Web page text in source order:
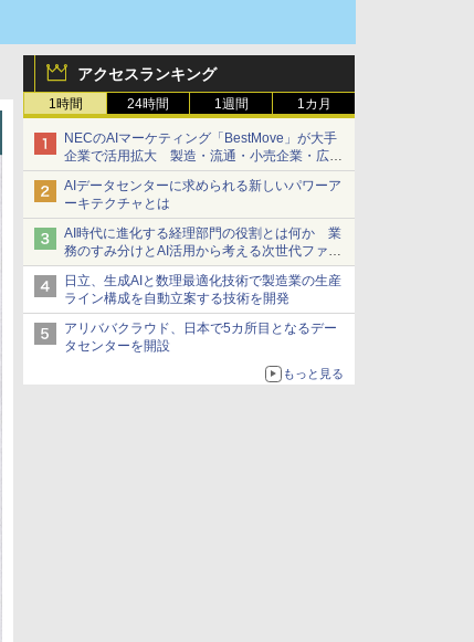
アクセスランキング
1時間 24時間 1週間 1カ月
NECのAIマーケティング「BestMove」が大手
企業で活用拡大 製造・流通・小売企業・広告
代理店などが実装フェーズへ
AIデータセンターに求められる新しいパワーア
ーキテクチャとは
AI時代に進化する経理部門の役割とは何か 業
務のすみ分けとAI活用から考える次世代ファイ
ナンス戦略
日立、生成AIと数理最適化技術で製造業の生産
ライン構成を自動立案する技術を開発
アリババクラウド、日本で5カ所目となるデー
タセンターを開設
もっと見る